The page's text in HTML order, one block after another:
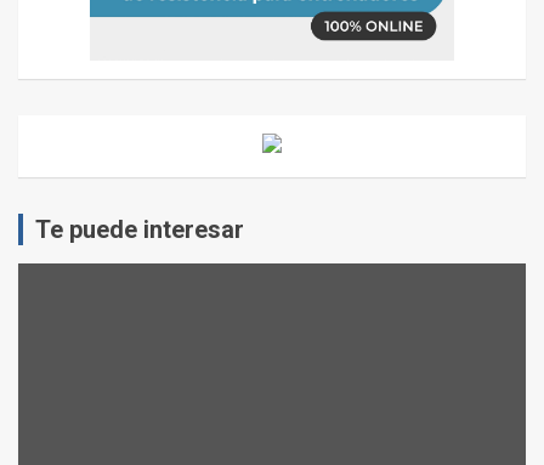
Te puede interesar